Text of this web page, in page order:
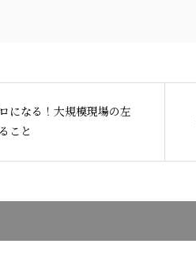
になる！大規模現場の左
こと